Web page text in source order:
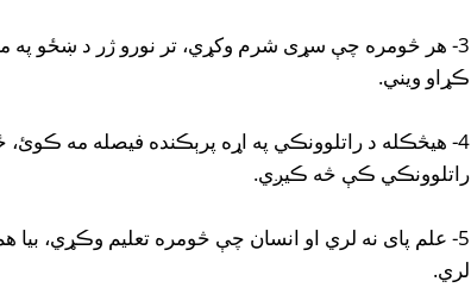
3- هر څومره چې سړی شرم وکړي، تر نورو ژر د ښځو په
ڪړاو ویني.
4- هیڅڪله د راتلوونڪي په اړه پرېڪنده فیصله مه
راتلوونڪي ڪې څه ڪیږي.
5- علم پای نه لري او انسان چې څومره تعلیم وڪړي، بیا
لري.